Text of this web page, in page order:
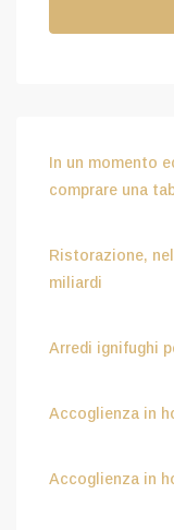
In un momento
comprare una
Ristorazione,
miliardi
Arredi ignifughi
Accoglienza in
Accoglienza in